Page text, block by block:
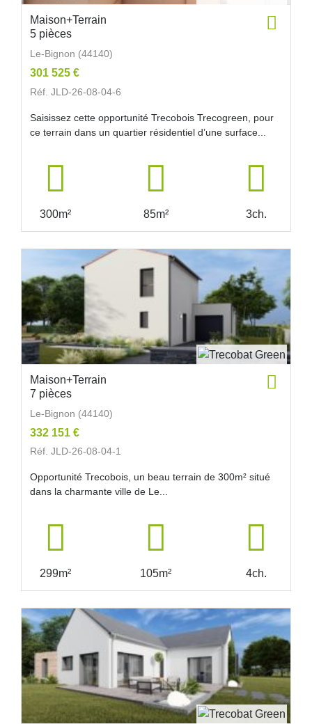
Maison+Terrain
5 pièces
Le-Bignon (44140)
301 525 €
Réf. JLD-26-08-04-6
Saisissez cette opportunité Trecobois Trecogreen, pour
ce terrain dans un quartier résidentiel d’une surface...
300m² 85m² 3ch.
Maison+Terrain
7 pièces
Le-Bignon (44140)
332 151 €
Réf. JLD-26-08-04-1
Opportunité Trecobois, un beau terrain de 300m² situé
dans la charmante ville de Le...
299m² 105m² 4ch.